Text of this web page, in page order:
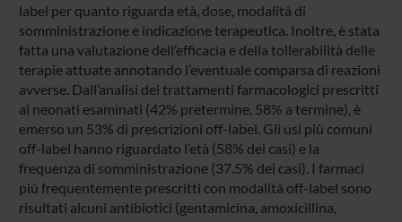
label per quanto riguarda età, dose, modalità di
somministrazione e indicazione terapeutica. Inoltre, è stata
fatta una valutazione dell’efficacia e della tollerabilità delle
terapie attuate annotando l’eventuale comparsa di reazioni
avverse. Dall’analisi dei trattamenti farmacologici prescritti
ai neonati esaminati (42% pretermine, 58% a termine), è
emerso un 53% di prescrizioni off-label. Gli usi più comuni
off-label hanno riguardato l’età (58% dei casi) e la
frequenza di somministrazione (37.5% dei casi). I farmaci
più frequentemente prescritti con modalità off-label sono
risultati alcuni antibiotici (gentamicina, amoxicillina,